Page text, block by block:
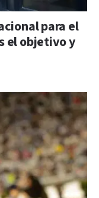
para el
el objetivo y